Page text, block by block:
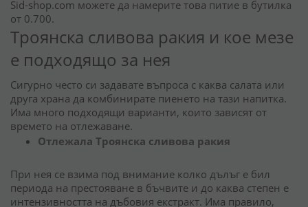
Sid-shop.com можете да намерите това питие в бутилка
от 0.700.
Троянска сливова ракия и кое мезе
е подходящо за нея
Сигурно често си задавате въпроса с каква салата или
друга храна да комбинирате пиенето на тази напитка.
Има много подходящи варианти, които зависят от
времето на отлежаване.
Отлежала Троянска сливова ракия
При нея се взима под внимание колко дълъг е бил
периода на престояване в бъчвите и до каква степен е
интензивността на дъбовия екстракт. Има правило,